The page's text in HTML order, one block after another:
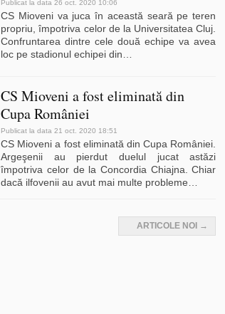
Publicat la data 26 oct. 2020 10:06
CS Mioveni va juca în această seară pe teren
propriu, împotriva celor de la Universitatea Cluj.
Confruntarea dintre cele două echipe va avea
loc pe stadionul echipei din
CS Mioveni a fost eliminată din
Cupa României
Publicat la data 21 oct. 2020 18:51
CS Mioveni a fost eliminată din Cupa României.
Argeşenii au pierdut duelul jucat astăzi
împotriva celor de la Concordia Chiajna. Chiar
dacă ilfovenii au avut mai multe probleme
ARTICOLE NOI →